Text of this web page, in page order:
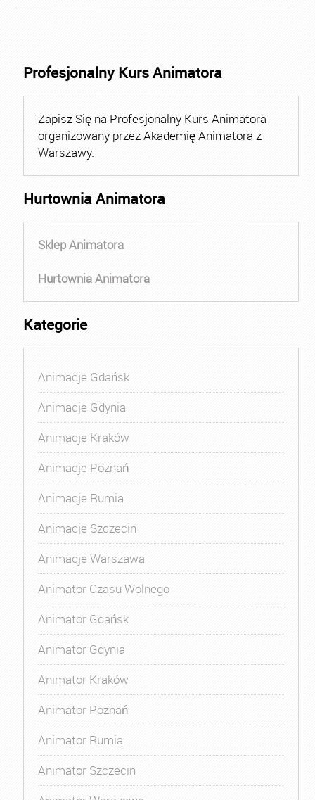
Profesjonalny Kurs Animatora
Zapisz Się na Profesjonalny Kurs Animatora
organizowany przez Akademię Animatora z
Warszawy.
Hurtownia Animatora
Sklep Animatora
Hurtownia Animatora
Kategorie
Animacje Gdańsk
Animacje Gdynia
Animacje Kraków
Animacje Poznań
Animacje Rumia
Animacje Szczecin
Animacje Warszawa
Animator Czasu Wolnego
Animator Gdańsk
Animator Gdynia
Animator Kraków
Animator Poznań
Animator Rumia
Animator Szczecin